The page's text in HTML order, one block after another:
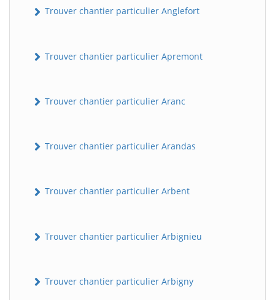
Trouver chantier particulier Anglefort
Trouver chantier particulier Apremont
Trouver chantier particulier Aranc
Trouver chantier particulier Arandas
Trouver chantier particulier Arbent
Trouver chantier particulier Arbignieu
Trouver chantier particulier Arbigny